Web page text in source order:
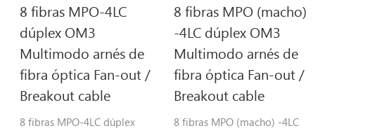
8 fibras MPO-4LC
dúplex OM3
Multimodo arnés de
fibra óptica Fan-out /
Breakout cable
8 fibras MPO-4LC dúplex
8 fibras MPO (macho)
-4LC dúplex OM3
Multimodo arnés de
fibra óptica Fan-out /
Breakout cable
8 fibras MPO (macho) -4LC